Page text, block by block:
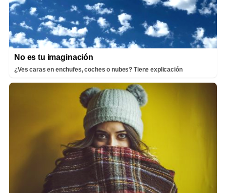
No es tu imaginación
¿Ves caras en enchufes, coches o nubes? Tiene explicación